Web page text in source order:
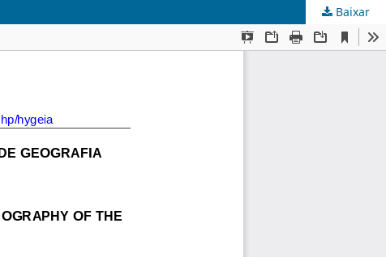
Baixar